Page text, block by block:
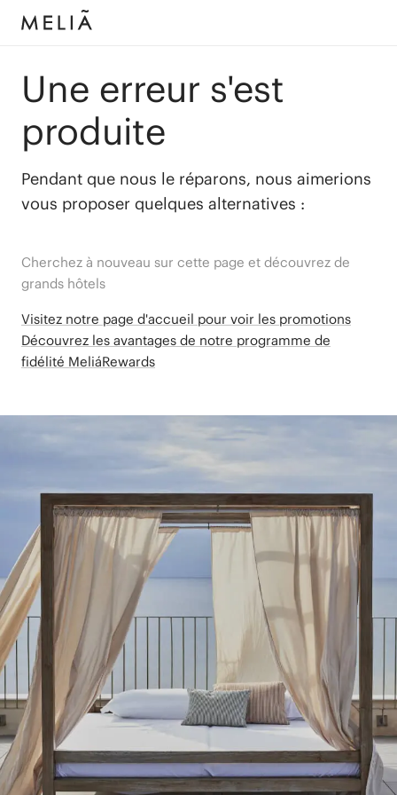
Une erreur s'est
produite
Pendant que nous le réparons, nous aimerions
vous proposer quelques alternatives :
Cherchez à nouveau sur cette page et découvrez de
grands hôtels
Visitez notre page d'accueil pour voir les promotions
Découvrez les avantages de notre programme de
fidélité MeliáRewards